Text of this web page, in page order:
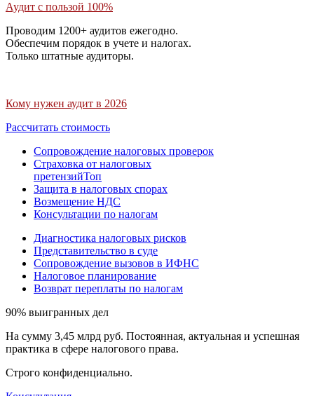
Аудит с пользой 100%
Проводим 1200+ аудитов ежегодно.
Обеспечим порядок в учете и налогах.
Только штатные аудиторы.
Кому нужен аудит в 2026
Рассчитать стоимость
Сопровождение налоговых проверок
Страховка от налоговых
претензийТоп
Защита в налоговых спорах
Возмещение НДС
Консультации по налогам
Диагностика налоговых рисков
Представительство в суде
Сопровождение вызовов в ИФНС
Налоговое планирование
Возврат переплаты по налогам
90% выигранных дел
На сумму 3,45 млрд руб. Постоянная, актуальная и успешная
практика в сфере налогового права.
Строго конфиденциально.